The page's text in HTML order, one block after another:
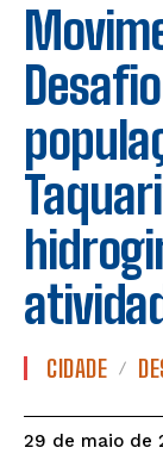
CIDADE
29 de maio de